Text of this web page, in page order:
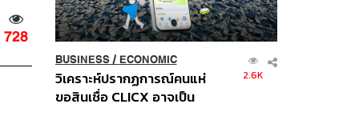
728
BUSINESS/ ECONOMIC
วิเคราะห์ปรากฏการณ์คนแห่
ขอสินเชื่อ CLICX อาจเป็น
2.6K